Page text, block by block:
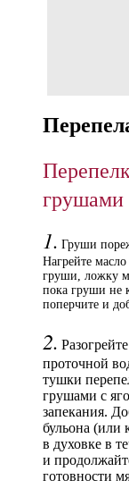
грушами
1. Груши
Нагрейте
груши, ложку
пока груши не
поперчите и
2.
проточной
тушки
грушами с
запекания.
бульона (или
в духовке в
и
готовности